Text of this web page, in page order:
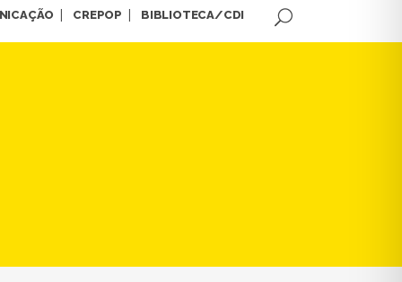
CREPOP BIBLIOTECA/CDI
CRP-MG